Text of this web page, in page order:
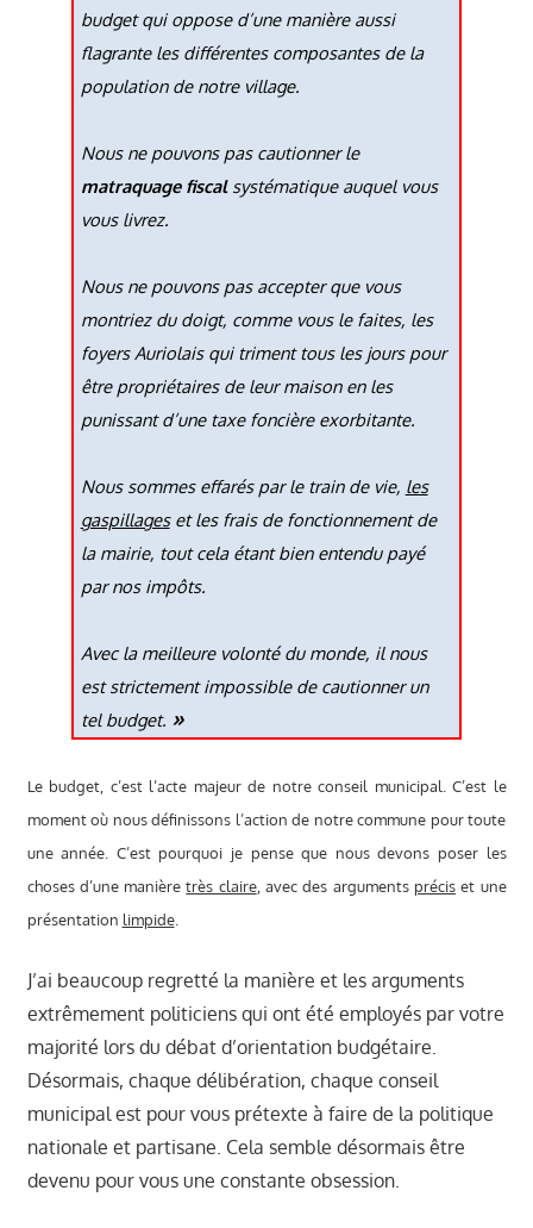
budget qui oppose d’une manière aussi
flagrante les différentes composantes de la
population de notre village.
Nous ne pouvons pas cautionner le
matraquage fiscalsystématique auquel vous
vous livrez.
Nous ne pouvons pas accepter que vous
montriez du doigt, comme vous le faites, les
foyers Auriolais qui triment tous les jours pour
être propriétaires de leur maison en les
punissant d’une taxe foncière exorbitante.
Nous sommes effarés par le train de vie, les
gaspillageset les frais de fonctionnement de
la mairie, tout cela étant bien entendu payé
par nos impôts.
Avec la meilleure volonté du monde, il nous
est strictement impossible de cautionner un
tel budget. »
Le budget, c’est l’acte majeur de notre conseil municipal. C’est le
moment où nous définissons l’action de notre commune pour toute
une année. C’est pourquoi je pense que nous devons poser les
choses d’une manièretrès claire, avec des arguments préciset une
présentation limpide.
J’ai beaucoup regretté la manière et les arguments
extrêmement politiciens qui ont été employés par votre
majorité lors du débat d’orientation budgétaire.
Désormais, chaque délibération, chaque conseil
municipal est pour vous prétexte à faire de la politique
nationale et partisane. Cela semble désormais être
devenu pour vous une constante obsession.